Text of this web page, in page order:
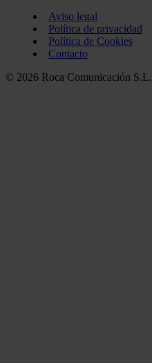
Aviso legal
Política de privacidad
Política de Cookies
Contacto
© 2026 Roca Comunicación S.L.